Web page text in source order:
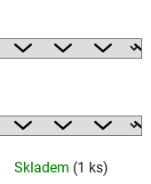
Skladem (1 ks)